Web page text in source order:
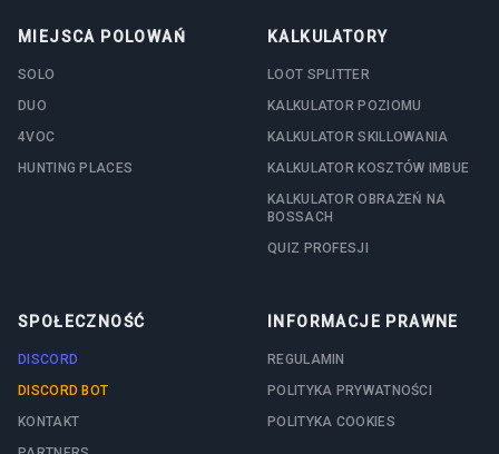
MIEJSCA POLOWAŃ
SOLO
DUO
4VOC
HUNTING PLACES
KALKULATORY
LOOT SPLITTER
KALKULATOR POZIOMU
KALKULATOR SKILLOWANIA
KALKULATOR KOSZTÓW IMBUE
KALKULATOR OBRAŻEŃ NA
BOSSACH
QUIZ PROFESJI
SPOŁECZNOŚĆ
DISCORD
DISCORD BOT
KONTAKT
INFORMACJE PRAWNE
REGULAMIN
POLITYKA PRYWATNOŚCI
POLITYKA COOKIES